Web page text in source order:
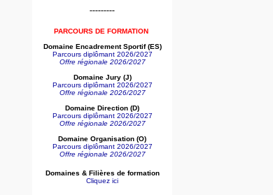
---------
PARCOURS DE FORMATION
Domaine Encadrement Sportif (ES)
Parcours diplômant 2026/2027
Offre régionale 2026/2027
Domaine Jury (J)
Parcours diplômant 2026/2027
Offre régionale 2026/2027
Domaine Direction (D)
Parcours diplômant 2026/2027
Offre régionale 2026/2027
Domaine Organisation (O)
Parcours diplômant 2026/2027
Offre régionale 2026/2027
Domaines & Filières de formation
Cliquez ici